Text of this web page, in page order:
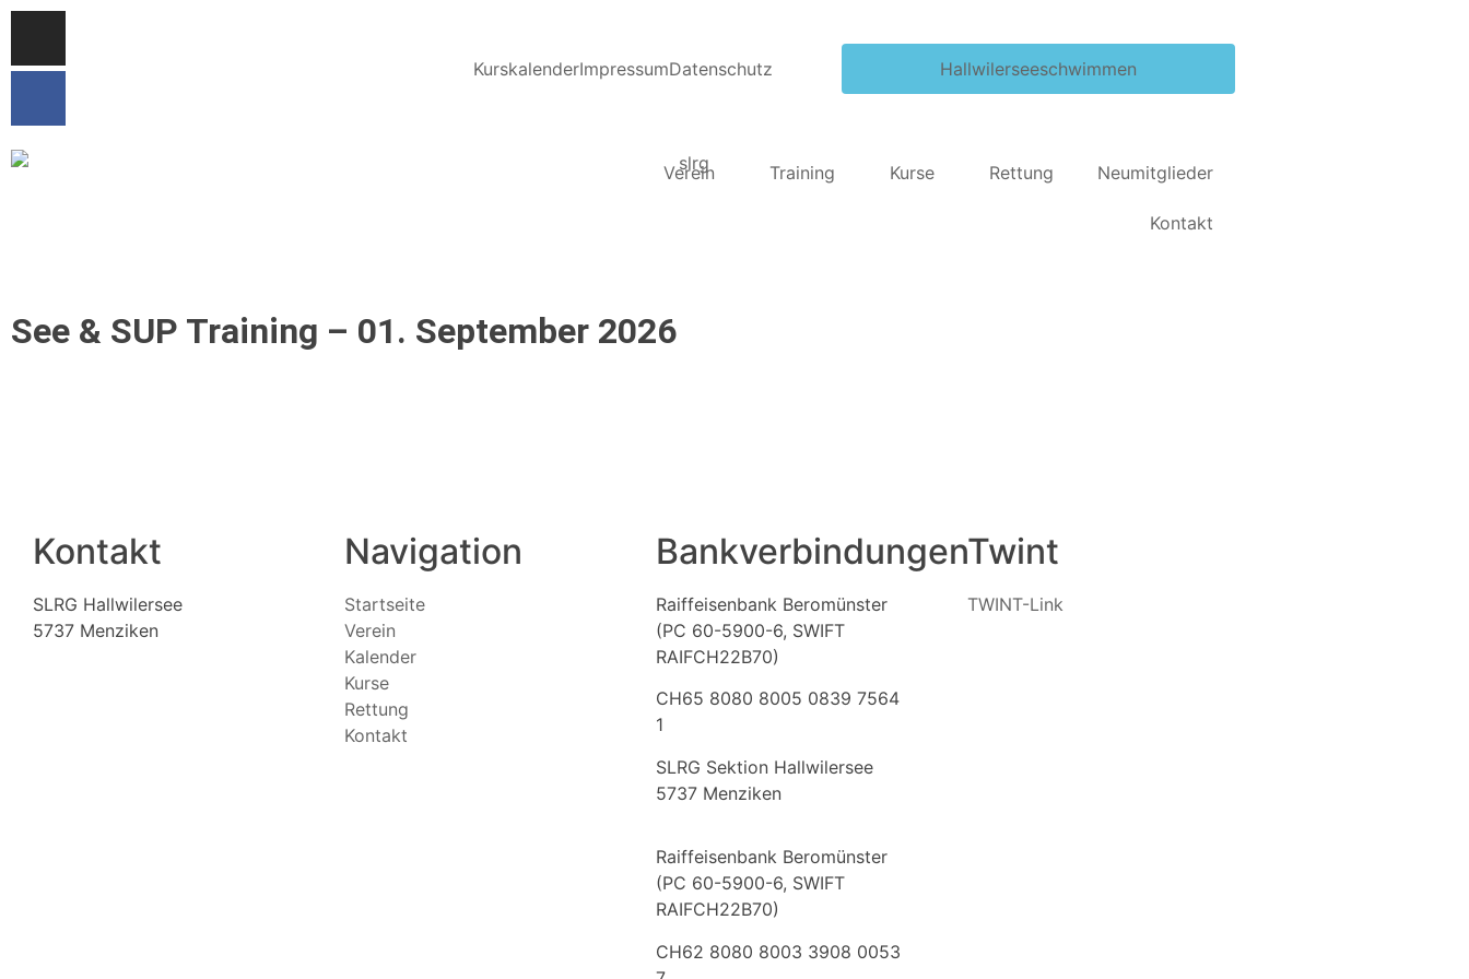
KurskalenderImpressumDatenschutz Hallwilerseeschwimmen
Verein Training Kurse Rettung Neumitglieder
Kontakt
See & SUP Training – 01. September 2026
Kontakt
SLRG Hallwilersee
5737 Menziken
Navigation
Startseite
Verein
Kalender
Kurse
Rettung
Kontakt
Bankverbindungen
Raiffeisenbank Beromünster
(PC 60-5900-6, SWIFT
RAIFCH22B70)
CH65 8080 8005 0839 7564
1
SLRG Sektion Hallwilersee
5737 Menziken
Raiffeisenbank Beromünster
(PC 60-5900-6, SWIFT
RAIFCH22B70)
CH62 8080 8003 3908 0053
Twint
TWINT-Link